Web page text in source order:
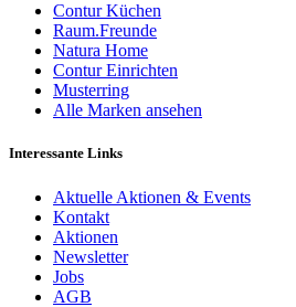
Contur Küchen
Raum.Freunde
Natura Home
Contur Einrichten
Musterring
Alle Marken ansehen
Interessante Links
Aktuelle Aktionen & Events
Kontakt
Aktionen
Newsletter
Jobs
AGB